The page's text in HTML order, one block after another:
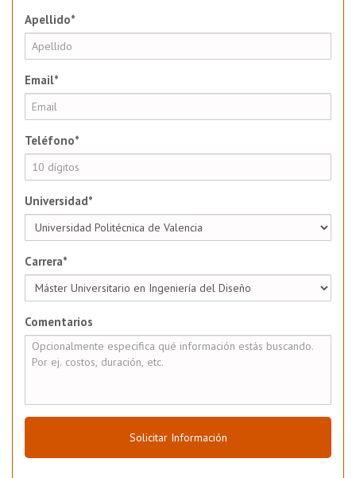
Apellido*
Email*
Teléfono*
Universidad*
Carrera*
Comentarios
Solicitar Información